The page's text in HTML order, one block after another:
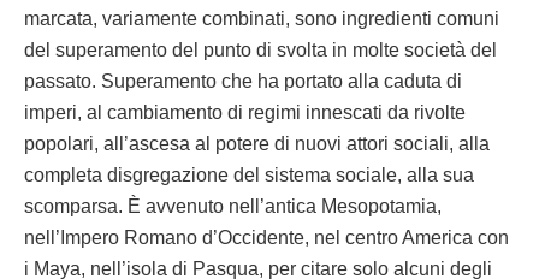
marcata, variamente combinati, sono ingredienti comuni
del superamento del punto di svolta in molte società del
passato. Superamento che ha portato alla caduta di
imperi, al cambiamento di regimi innescati da rivolte
popolari, all’ascesa al potere di nuovi attori sociali, alla
completa disgregazione del sistema sociale, alla sua
scomparsa. È avvenuto nell’antica Mesopotamia,
nell’Impero Romano d’Occidente, nel centro America con
i Maya, nell’isola di Pasqua, per citare solo alcuni degli